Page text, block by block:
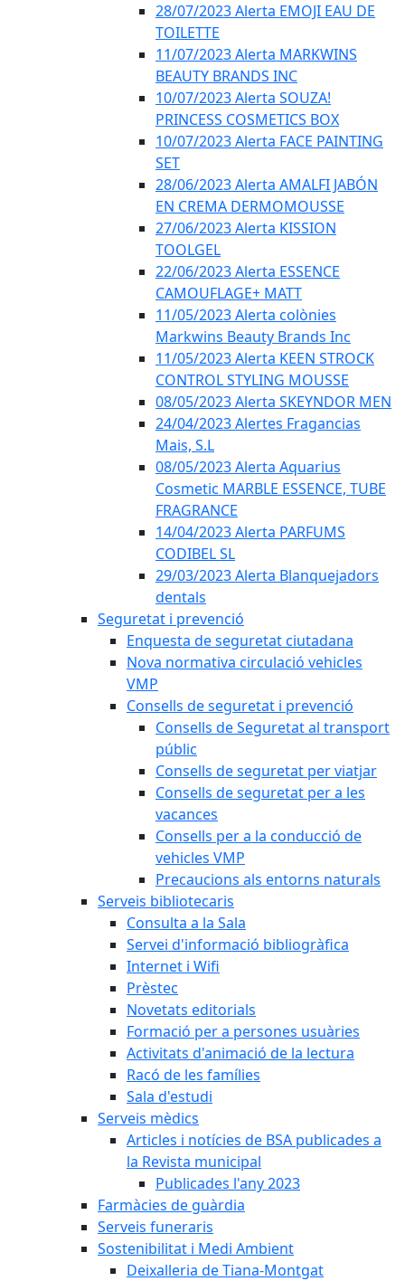
28/07/2023 Alerta EMOJI EAU DE
TOILETTE
11/07/2023 Alerta MARKWINS
BEAUTY BRANDS INC
10/07/2023 Alerta SOUZA!
PRINCESS COSMETICS BOX
10/07/2023 Alerta FACE PAINTING
SET
28/06/2023 Alerta AMALFI JABÓN
EN CREMA DERMOMOUSSE
27/06/2023 Alerta KISSION
TOOLGEL
22/06/2023 Alerta ESSENCE
CAMOUFLAGE+ MATT
11/05/2023 Alerta colònies
Markwins Beauty Brands Inc
11/05/2023 Alerta KEEN STROCK
CONTROL STYLING MOUSSE
08/05/2023 Alerta SKEYNDOR MEN
24/04/2023 Alertes Fragancias
Mais, S.L
08/05/2023 Alerta Aquarius
Cosmetic MARBLE ESSENCE, TUBE
FRAGRANCE
14/04/2023 Alerta PARFUMS
CODIBEL SL
29/03/2023 Alerta Blanquejadors
dentals
Seguretat i prevenció
Enquesta de seguretat ciutadana
Nova normativa circulació vehicles
VMP
Consells de seguretat i prevenció
Consells de Seguretat al transport
públic
Consells de seguretat per viatjar
Consells de seguretat per a les
vacances
Consells per a la conducció de
vehicles VMP
Precaucions als entorns naturals
Serveis bibliotecaris
Consulta a la Sala
Servei d'informació bibliogràfica
Internet i Wifi
Prèstec
Novetats editorials
Formació per a persones usuàries
Activitats d'animació de la lectura
Racó de les famílies
Sala d'estudi
Serveis mèdics
Articles i notícies de BSA publicades a
la Revista municipal
Publicades l'any 2023
Farmàcies de guàrdia
Serveis funeraris
Sostenibilitat i Medi Ambient
Deixalleria de Tiana-Montgat